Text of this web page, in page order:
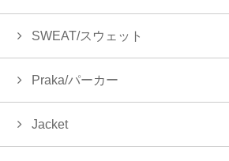
SWEAT/スウェット
Praka/パーカー
Jacket